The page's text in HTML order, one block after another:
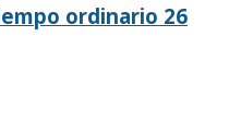
ordinario 26